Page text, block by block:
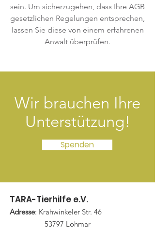
sein. Um sicherzugehen, dass Ihre AGB
gesetzlichen Regelungen entsprechen,
lassen Sie diese von einem erfahrenen
Anwalt überprüfen.
Wir brauchen Ihre
Unterstützung!
Spenden
TARA-Tierhilfe e.V.
Adresse: Krahwinkeler Str. 46
53797 Lohmar